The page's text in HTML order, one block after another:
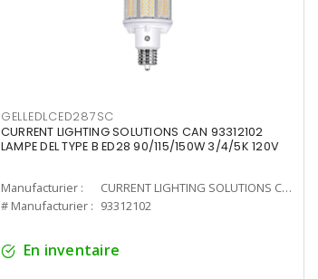
GELLEDLCED287SC
CURRENT LIGHTING SOLUTIONS CAN 93312102
LAMPE DEL TYPE B ED28 90/115/150W 3/4/5K 120V
Manufacturier :
CURRENT LIGHTING SOLUTIONS CAN
# Manufacturier : 93312102
En inventaire